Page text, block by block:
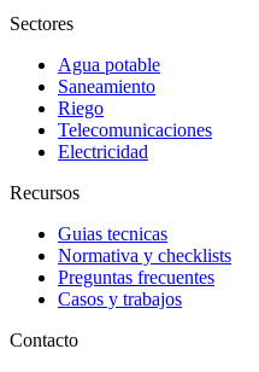
Sectores
Agua potable
Saneamiento
Riego
Telecomunicaciones
Electricidad
Recursos
Guias tecnicas
Normativa y checklists
Preguntas frecuentes
Casos y trabajos
Contacto